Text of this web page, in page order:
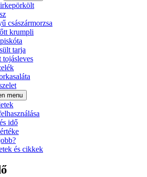
császármorzsa
krumpli
tarja
tojásleves
menu
idő
és cikkek